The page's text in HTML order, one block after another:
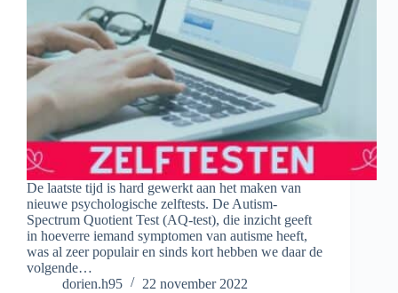
De laatste tijd is hard gewerkt aan het maken van
nieuwe psychologische zelftests. De Autism-
Spectrum Quotient Test (AQ-test), die inzicht geeft
in hoeverre iemand symptomen van autisme heeft,
was al zeer populair en sinds kort hebben we daar de
volgende…
dorien.h95
22 november 2022